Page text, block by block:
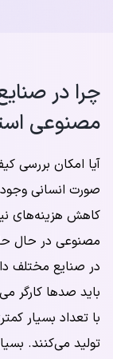
چرا در
مصنوعی
آیا امکان بررسی
صورت انسانی وجود
کاهش هزینه‌های
مصنوعی در حال
در صنایع مختلف
باید صدها کارگر
با تعداد بسیار
تولید می‌کنند.